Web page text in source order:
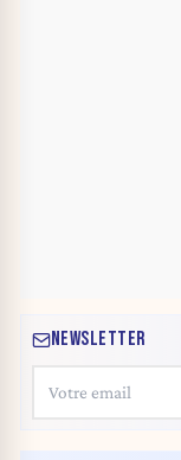
NEWSLETTER